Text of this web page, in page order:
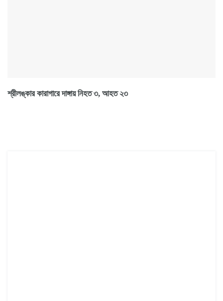
শ্রীলঙ্কার কারাগারে দাঙ্গায় নিহত ৩, আহত ২৩